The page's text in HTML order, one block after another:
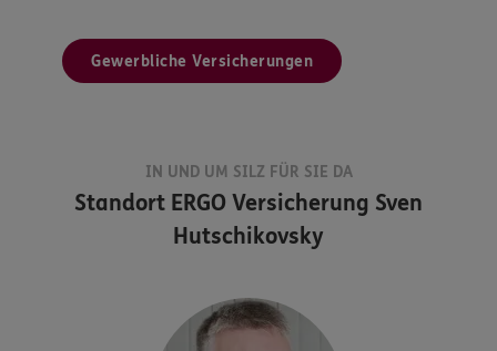
Gewerbliche Versicherungen
IN UND UM SILZ FÜR SIE DA
Standort ERGO Versicherung Sven
Hutschikovsky